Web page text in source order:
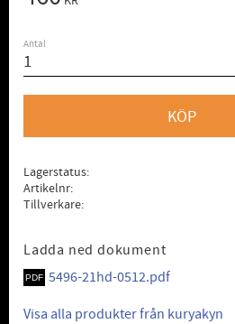
Antal
KÖP
Lagerstatus
Artikelnr
Tillverkare
Ladda ned dokument
5496-21hd-0512.pdf
Visa alla produkter från kuryakyn